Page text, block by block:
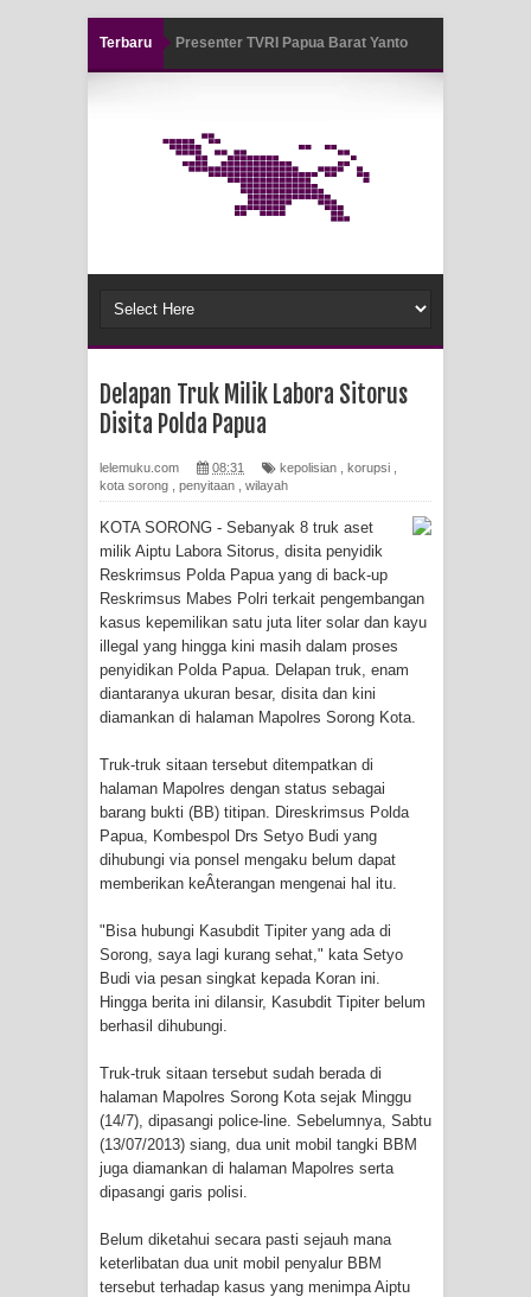
Terbaru Presenter TVRI Papua Barat Yanto
Air Terjun Memti Pesona Tersembunyi
Pencarian Hari Keenam Korban
Hanyut di Air Terjun Memti Belum
Kerahkan K9
Tiga Kasus Pencurian Dan
Mengamankan Satu Tersangka Di
Tiga Personel Polresta Jayapura Kota
Jalani Sidang BP4R di Jayapura
Kapolresta Jayapura Kota
Mengapresiasi Antusiasme Warga
Saat Nonton Bareng Final Piala Dunia
2026 di Lapangan Karang PTC Entrop
Kebakaran Hanguskan Satu Rumah
Profil Lengkap Papua Barat, Bumi
Cenderawasih di Ujung Barat Papua
Profil Lengkap Provinsi Papua, Bumi
Cenderawasih di Ujung Timur
Indonesia
Istimewa di Ujung Sumatera
Delapan Truk Milik Labora Sitorus
Disita Polda Papua
lelemuku.com 08:31 kepolisian korupsi
kota sorong
penyitaan wilayah
KOTA SORONG - Sebanyak 8 truk aset
milik Aiptu Labora Sitorus, disita penyidik
Reskrimsus Polda Papua yang di back-up
Reskrimsus Mabes Polri terkait pengembangan
kasus kepemilikan satu juta liter solar dan kayu
illegal yang hingga kini masih dalam proses
penyidikan Polda Papua. Delapan truk, enam
diantaranya ukuran besar, disita dan kini
diamankan di halaman Mapolres Sorong Kota.
Truk-truk sitaan tersebut ditempatkan di
halaman Mapolres dengan status sebagai
barang bukti (BB) titipan. Direskrimsus Polda
Papua, Kombespol Drs Setyo Budi yang
dihubungi via ponsel mengaku belum dapat
memberikan keÂ­terangan mengenai hal itu.
"Bisa hubungi Kasubdit Tipiter yang ada di
Sorong, saya lagi kurang sehat," kata Setyo
Budi via pesan singkat kepada Koran ini.
Hingga berita ini dilansir, Kasubdit Tipiter belum
berhasil dihubungi.
Truk-truk sitaan tersebut sudah berada di
halaman Mapolres Sorong Kota sejak Minggu
(14/7), dipasangi police-line. Sebelumnya, Sabtu
(13/07/2013) siang, dua unit mobil tangki BBM
juga diamankan di halaman Mapolres serta
dipasangi garis polisi.
Belum diketahui secara pasti sejauh mana
keterlibatan dua unit mobil penyalur BBM
tersebut terhadap kasus yang menimpa Aiptu